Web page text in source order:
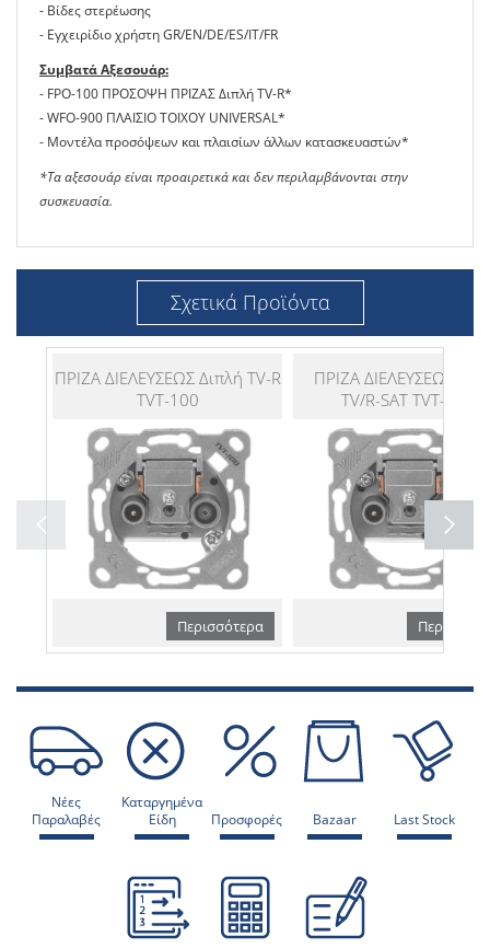
- Βίδες στερέωσης
- Εγχειρίδιο χρήστη GR/EN/DE/ES/IT/FR
Συμβατά Αξεσουάρ:
- FPO-100 ΠΡΟΣΟΨΗ ΠΡΙΖΑΣ Διπλή TV-R*
- WFO-900 ΠΛΑΙΣΙΟ ΤΟΙΧΟΥ UNIVERSAL*
- Μοντέλα προσόψεων και πλαισίων άλλων κατασκευαστών*
*Τα αξεσουάρ είναι προαιρετικά και δεν περιλαμβάνονται στην
συσκευασία.
Σχετικά Προϊόντα
ΠΡΙΖΑ ΔΙΕΛΕΥΣΕΩΣ Διπλή TV-R
TVT-100
Περισσότερα
ΠΡΙΖΑ ΔΙΕΛΕΥΣΕΩΣ
TV/R-SAT TVT-200
Νέες
Παραλαβές
Καταργημένα
Είδη
Προσφορές Bazaar Last Stock